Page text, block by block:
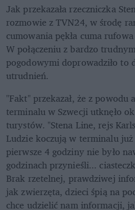
Jak przekazała rzeczniczka
rozmowie z TVN24, w środę
cumowania pękła cuma
W połączeniu z bardzo
pogodowymi doprowadziło to
utrudnień.
"Fakt" przekazał, że z
terminalu w Szwecji utknęło
turystów. "Stena Line, rejs
Ludzie koczują w terminalu
pierwsze 4 godziny nie było
godzinach przynieśli...
Brak rzetelnej, prawdziwej
jak zwierzęta, dzieci śpią na
chce udzielić nam informacji,